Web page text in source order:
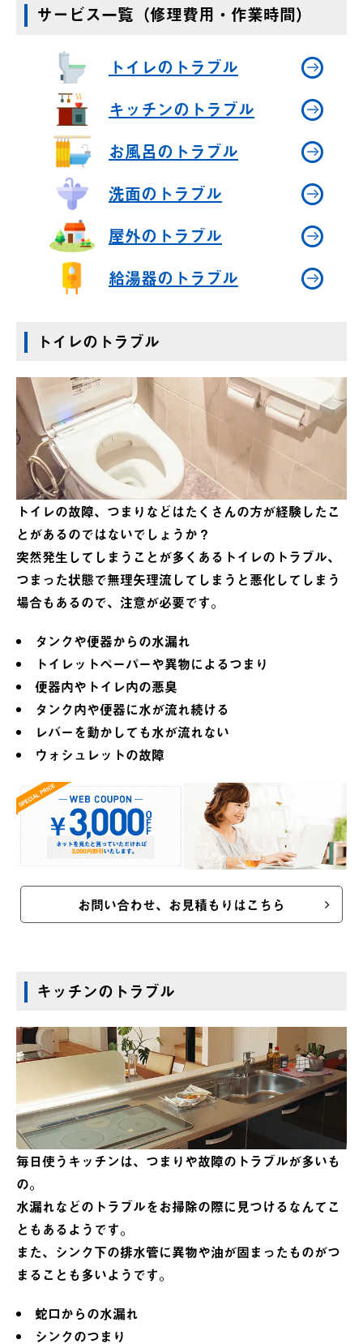
サービス一覧（修理費用・作業時間）
トイレのトラブル
キッチンのトラブル
お風呂のトラブル
洗面のトラブル
屋外のトラブル
給湯器のトラブル
トイレのトラブル
トイレの故障、つまりなどはたくさんの方が経験したこ
とがあるのではないでしょうか？
突然発生してしまうことが多くあるトイレのトラブル、
つまった状態で無理矢理流してしまうと悪化してしまう
場合もあるので、注意が必要です。
タンクや便器からの水漏れ
トイレットペーパーや異物によるつまり
便器内やトイレ内の悪臭
タンク内や便器に水が流れ続ける
レバーを動かしても水が流れない
ウォシュレットの故障
お問い合わせ、お見積もりはこちら
キッチンのトラブル
毎日使うキッチンは、つまりや故障のトラブルが多いも
の。
水漏れなどのトラブルをお掃除の際に見つけるなんてこ
ともあるようです。
また、シンク下の排水管に異物や油が固まったものがつ
まることも多いようです。
蛇口からの水漏れ
シンクのつまり